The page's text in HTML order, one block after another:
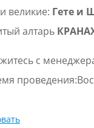
великиe: Гете и
алтарь
с